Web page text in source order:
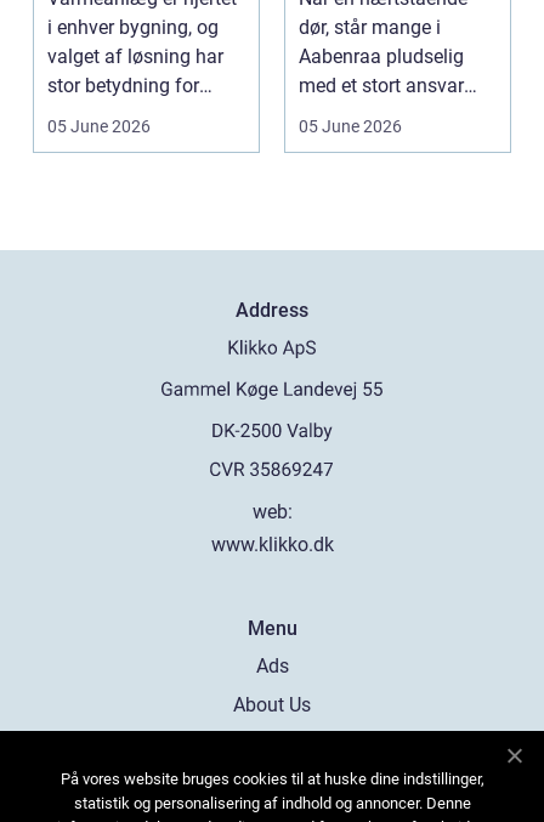
i enhver bygning, og
valget af løsning har
stor betydning for
b&a...
05 June 2026
dør, står mange i
Aabenraa pludselig
med et stort ansvar
midt i sorgen.
05 June 2026
Address
web:
www.klikko.dk
Menu
Ads
About Us
Contact
På vores website bruges cookies til at huske dine indstillinger,
statistik og personalisering af indhold og annoncer. Denne